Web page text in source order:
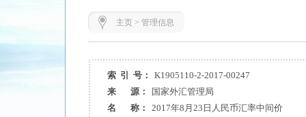
主页> 管理信息
索 引 号：
K1905110-2-2017-00247
来 源：
国家外汇管理局
名 称：
2017年8月23日人民币汇率中间价